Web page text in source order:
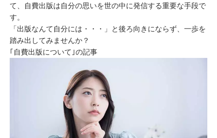
て、自費出版は自分の思いを世の中に発信する重要な手段で
す。
「出版なんて自分には・・・」と後ろ向きにならず、一歩を
踏み出してみませんか？
｢自費出版について｣の記事